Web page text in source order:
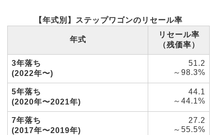
【年式別】ステップワゴンのリセール率
年式
リセール率
（残価率）
3年落ち
(2022年〜)
51.2
～98.3%
5年落ち
(2020年〜2021年)
44.1
～44.1%
7年落ち
(2017年〜2019年)
27.2
～55.5%